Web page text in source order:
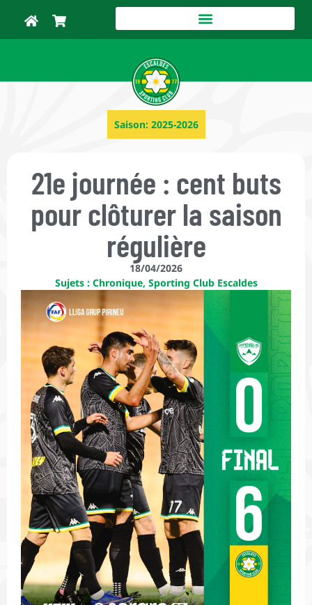
Saison: 2025-2026
21e journée : cent buts
pour clôturer la saison
régulière
18/04/2026
Sujets : Chronique, Sporting Club Escaldes